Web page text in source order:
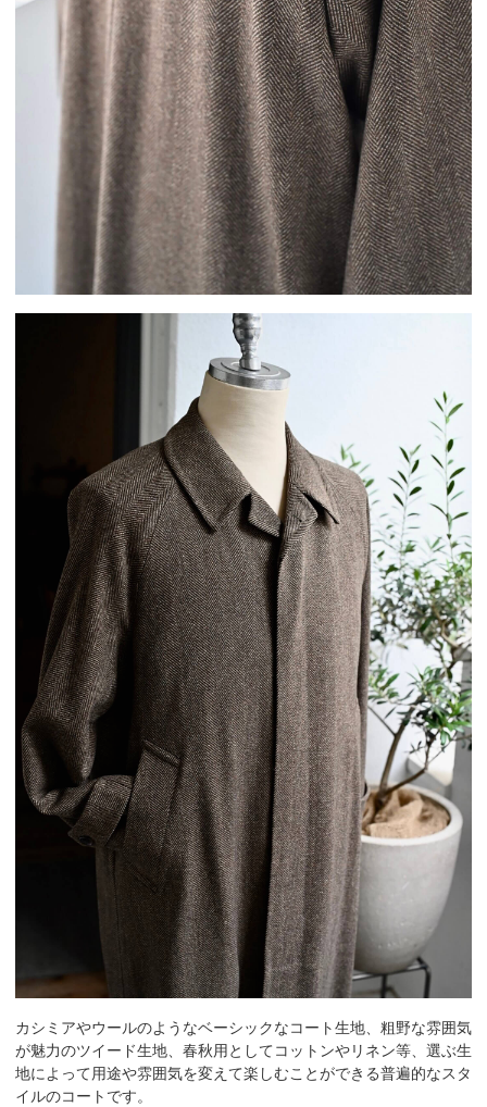
カシミアやウールのようなベーシックなコート生地、粗野な雰囲気
が魅力のツイード生地、春秋用としてコットンやリネン等、選ぶ生
地によって用途や雰囲気を変えて楽しむことができる普遍的なスタ
イルのコートです。